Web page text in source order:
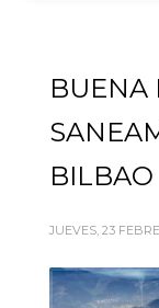
BUENA
BILBAO
JUEVES, 23